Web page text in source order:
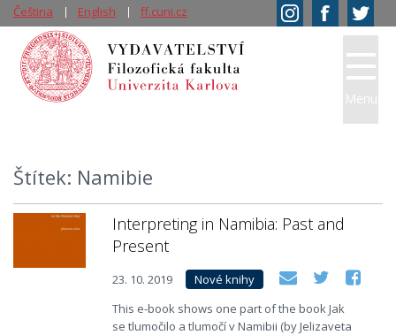
Štítek: Namibie
Interpreting in Namibia: Past and
Present
23. 10. 2019
Nové knihy
This e-book shows one part of the book Jak
se tlumočilo a tlumočí v Namibii (by Jelizaveta
Menu
Čeština English ff.cuni.cz